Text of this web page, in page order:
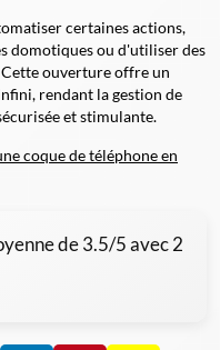
certaines actions,
domotiques ou d'utiliser des
ouverture offre un
rendant la gestion de
et stimulante.
coque de téléphone en
de3.5/5 avec2